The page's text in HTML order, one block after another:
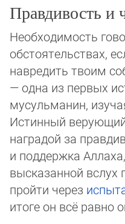
Правдивость и
Необходимость
обстоятельствах,
навредить твоим
— одна из первых
мусульманин,
Истинный
наградой за
и поддержка
высказанной вслух
пройти через
итоге он всё равно